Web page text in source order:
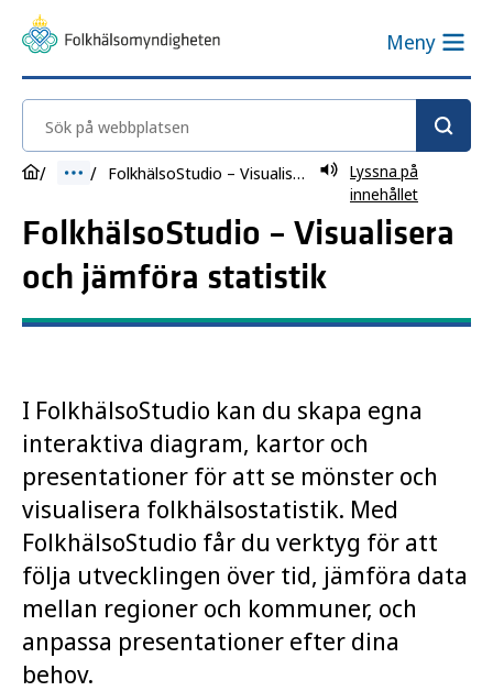
Meny
Sök på webbplatsen
FolkhälsoStudio – Visualisera och jämföra
Lyssna på
innehållet
FolkhälsoStudio – Visualisera
och jämföra statistik
I FolkhälsoStudio kan du skapa egna
interaktiva diagram, kartor och
presentationer för att se mönster och
visualisera folkhälsostatistik. Med
FolkhälsoStudio får du verktyg för att
följa utvecklingen över tid, jämföra data
mellan regioner och kommuner, och
anpassa presentationer efter dina
behov.